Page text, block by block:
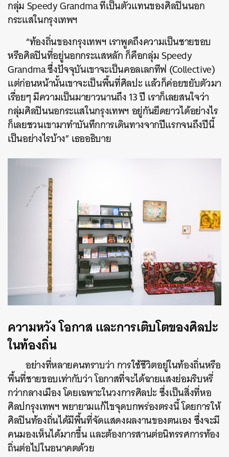
กลุ่ม Speedy Grandma ที่เป็นตัวแทนของศิลปินนอก
กระแสในกรุงเทพฯ
“ท้องถิ่นของกรุงเทพฯ เราพูดถึงความเป็นชายขอบ
หรือศิลปินที่อยู่นอกกระแสหลัก ก็คือกลุ่มSpeedy
Grandma ซึ่งปัจจุบันเขาจะเป็นคอลเลกทีฟ (Collective)
แต่ก่อนหน้านั้นเขาจะเป็นพื้นที่ศิลปะ แล้วก็ค่อยขยับตัวมา
เรื่อยๆ มีความเป็นมายาวนานถึง 13 ปี เราก็เลยสนใจว่า
กลุ่มศิลปินนอกระแสในกรุงเทพฯ อยู่กันยืดยาวได้อย่างไร
ก็เลยชวนเขามาทำบันทึกการเดินทางจากปีแรกจนถึงปีนี้
เป็นอย่างไรบ้าง” เธออธิบาย
ความหวัง โอกาส และการเติบโตของศิลปะ
ในท้องถิ่น
อย่างที่หลายคนทราบว่า การใช้ชีวิตอยู่ในท้องถิ่นหรือ
พื้นที่ชายขอบเท่ากับว่า โอกาสที่จะได้ฉายแสงย่อมริบหรี่
กว่ากลางเมือง โดยเฉพาะในวงการศิลปะ ซึ่งเป็นสิ่งที่หอ
ศิลปกรุงเทพฯ พยายามแก้ไขจุดบกพร่องตรงนี้ โดยการให้
ศิลปินท้องถิ่นได้มีพื้นที่จัดแสดงผลงานของตนเอง ซึ่งจะมี
คนมองเห็นได้มากขึ้น และต้องการสานต่อนิทรรศการท้อง
ถิ่นต่อไปในอนาคตด้วย